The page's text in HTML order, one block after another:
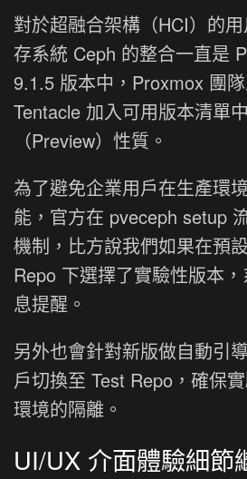
對於超融合架構（HCI）的
存系統 Ceph 的整合一直是
9.1.5 版本中，Proxmox 團
Tentacle 加入可用版本清單
（Preview）性質。
為了避免企業用戶在生產環
能，官方在 pveceph setup
機制，比方說我們如果在預
Repo 下選擇了實驗性版本
息提醒。
另外也會針對新版做自動引
戶切換至 Test Repo，確保
環境的隔離。
UI/UX 介面體驗細節